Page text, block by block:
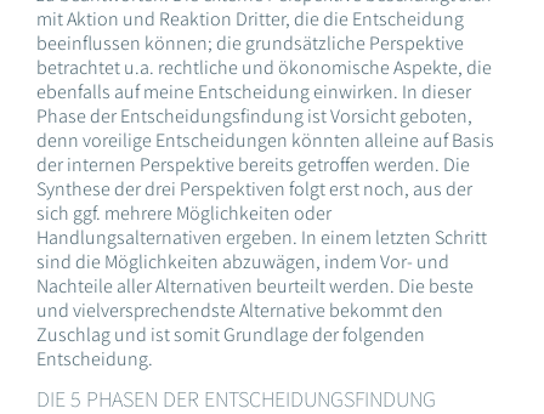
mit Aktion und Reaktion Dritter, die die Entscheidung
beeinflussen können; die grundsätzliche Perspektive
betrachtet u.a. rechtliche und ökonomische Aspekte, die
ebenfalls auf meine Entscheidung einwirken. In dieser
Phase der Entscheidungsfindung ist Vorsicht geboten,
denn voreilige Entscheidungen könnten alleine auf Basis
der internen Perspektive bereits getroffen werden. Die
Synthese der drei Perspektiven folgt erst noch, aus der
sich ggf. mehrere Möglichkeiten oder
Handlungsalternativen ergeben. In einem letzten Schritt
sind die Möglichkeiten abzuwägen, indem Vor- und
Nachteile aller Alternativen beurteilt werden. Die beste
und vielversprechendste Alternative bekommt den
Zuschlag und ist somit Grundlage der folgenden
Entscheidung.
DIE 5 PHASEN DER ENTSCHEIDUNGSFINDUNG